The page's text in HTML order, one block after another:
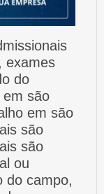
exames
do
em são
em são
são
são
ou
do campo,